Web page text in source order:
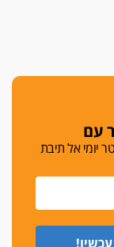
שני אקדח
מנכ"ל
שרי
עם
יומי אל תיבת